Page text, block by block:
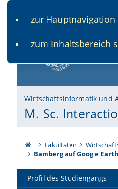
zur Hauptnavigation
zum Inhaltsbereich
Wirtschaftsinformatik und
M. Sc.
Fakultäten
Bamberg auf Google Earth
Profil des Studiengangs